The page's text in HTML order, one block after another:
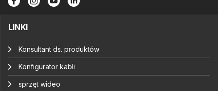
LINKI
Konsultant ds. produktów
Konfigurator kabli
sprzęt wideo